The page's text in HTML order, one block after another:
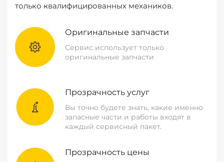
только квалифицированных механиков.
Оригинальные запчасти
Сервис использует только
оригинальные запчасти
Прозрачность услуг
Вы точно будете знать, какие именно
запасные части и работы входят в
каждый сервисный пакет.
Прозрачность цены